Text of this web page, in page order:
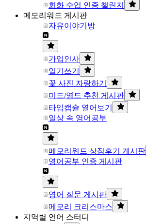
회화 수업 인증 챌린지
메모리워드 게시판
자유이야기방
가입인사
일기쓰기
꽃 사진 자랑하기
미드/영드 추천 게시판
타임캡슐 열어보기
일상 속 영어공부
메모리워드 상점후기 게시판
영어공부 인증 게시판
영어 질문 게시판
메모리 크리스마스
지역별 언어 스터디